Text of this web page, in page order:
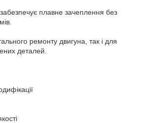
плавне зачеплення без
ремонту двигуна, так і для
деталей.